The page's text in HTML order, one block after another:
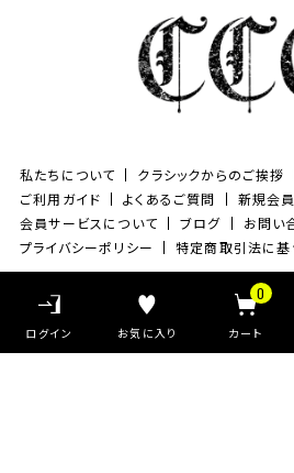
0
Pack T-shirt 大きめ Ｖネック ヴィンテ
私たちについて クラシックからのご挨拶
ご利用ガイド
よくあるご質問
新規会
会員サービスについて
ブログ
お問い
プライバシーポリシー
特定商取引法に基
©Classic clothing All Rights